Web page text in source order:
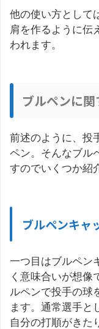
他の使い方として
肩を作るように伝
われます。
ブルペンに
前述のように、投
ペン。そんなブル
すのでいくつか紹
ブルペンキャ
一つ目はブルペン
く意味合いが想像
ルペンで投手の球
ます。通常選手と
自分の打順がきた